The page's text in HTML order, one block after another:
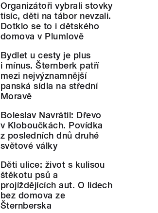
Organizátoři vybrali stovky
tisíc, děti na tábor nevzali.
Dotklo se to i dětského
domova v Plumlově
Bydlet u cesty je plus
i mínus. Šternberk patří
mezi nejvýznamnější
panská sídla na střední
Moravě
Boleslav Navrátil: Dřevo
v Kloboučkách. Povídka
z posledních dnů druhé
světové války
Děti ulice: život s kulisou
štěkotu psů a
projíždějících aut. O lidech
bez domova ze
Šternberska